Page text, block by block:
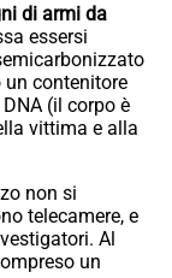
di armi da
essersi
un contenitore
(il corpo è
vittima e alla
non si
telecamere, e
Al
un